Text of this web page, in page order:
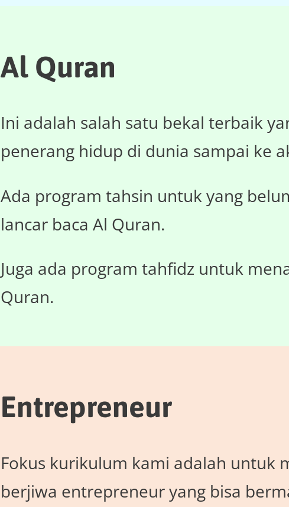
Al Quran​
Ini adalah salah satu bekal terbaik
penerang hidup di dunia sampai ke
Ada program tahsin untuk yang
lancar baca Al Quran.
Juga ada program tahfidz untuk
Quran.
Entrepreneur
Fokus kurikulum kami adalah untuk
berjiwa entrepreneur yang bisa